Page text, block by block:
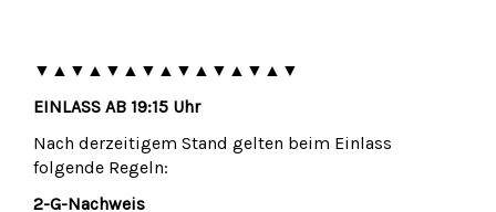
▼▲▼▲▼▲▼▲▼▲▼▲▼▲▼
EINLASS AB 19:15 Uhr
Nach derzeitigem Stand gelten beim Einlass
folgende Regeln:
2-G-Nachweis